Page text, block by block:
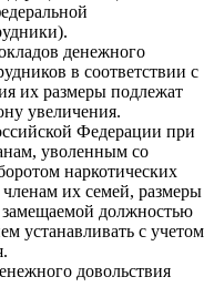
денежного
в соответствии с
их размеры подлежат
увеличения.
Федерации при
уволенным со
наркотических
их семей, размеры
замещаемой должностью
устанавливать с учетом
довольствия